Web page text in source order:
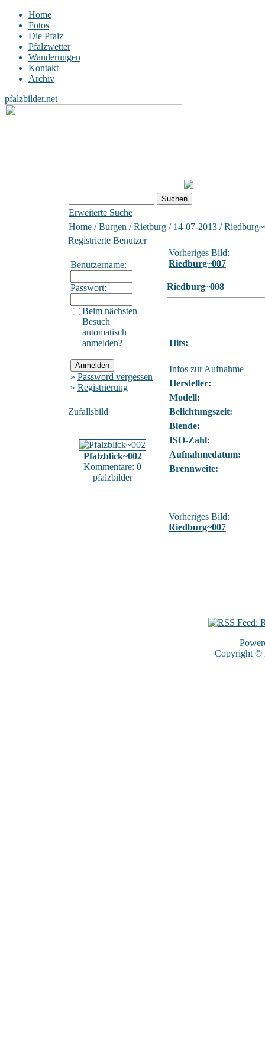
Home
Fotos
Die Pfalz
Pfalzwetter
Wanderungen
Kontakt
Archiv
pfalzbilder.net
Erweiterte Suche
Home /Burgen /Rietburg / 14-07-2013 /
Registrierte Benutzer
Benutzername:
Passwort:
Beim nächsten
Besuch
automatisch
anmelden?
» Password vergessen
» Registrierung
Zufallsbild
Pfalzblick~002
Kommentare: 0
pfalzbilder
Vorheriges Bild:
Riedburg~007
Riedburg~008
Hits:
Infos zur Aufnahme
Hersteller:
Modell:
Belichtungszeit:
Blende:
ISO-Zahl:
Aufnahmedatum:
Brennweite:
Vorheriges Bild:
Riedburg~007
Copyright ©